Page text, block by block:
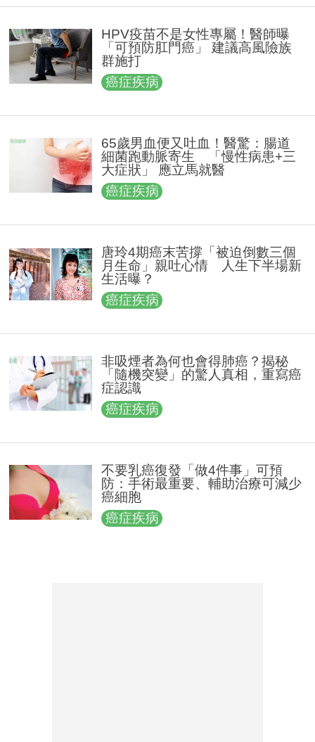
HPV疫苗不是女性專屬！醫師曝
「可預防肛門癌」 建議高風險族
群施打
癌症疾病
65歲男血便又吐血！醫驚：腸道
細菌跑動脈寄生 「慢性病患+三
大症狀」 應立馬就醫
癌症疾病
唐玲4期癌末苦撐「被迫倒數三個
月生命」親吐心情 人生下半場新
生活曝？
癌症疾病
非吸煙者為何也會得肺癌？揭秘
「隨機突變」的驚人真相，重寫癌
症認識
癌症疾病
不要乳癌復發「做4件事」可預
防：手術最重要、輔助治療可減少
癌細胞
癌症疾病